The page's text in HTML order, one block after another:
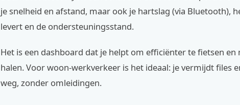
je snelheid en afstand, maar ook je hartslag (via Bluetooth),
levert en de ondersteuningsstand.
Het is een dashboard dat je helpt om efficiënter te fietsen
halen. Voor woon-werkverkeer is het ideaal: je vermijdt files
weg, zonder omleidingen.